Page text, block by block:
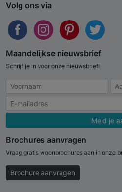
Volg ons via
Maandelijkse nieuwsbrief
Schrijf je in voor onze nieuwsbrief!
Meld je
Brochures aanvragen
Vraag gratis woonbrochures aan in onze
Brochure aanvragen